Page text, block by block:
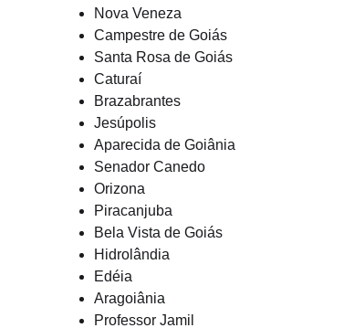
Nova Veneza
Campestre de Goiás
Santa Rosa de Goiás
Caturaí
Brazabrantes
Jesúpolis
Aparecida de Goiânia
Senador Canedo
Orizona
Piracanjuba
Bela Vista de Goiás
Hidrolândia
Edéia
Aragoiânia
Professor Jamil